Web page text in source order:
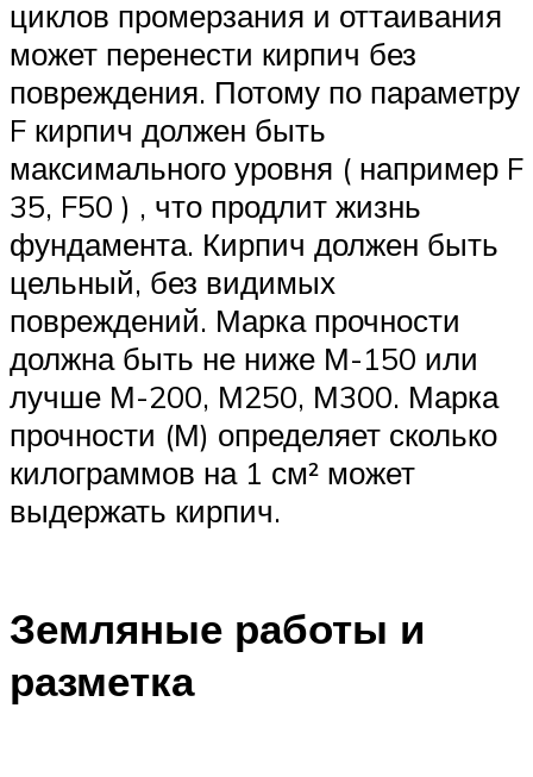
циклов промерзания и оттаивания
может перенести кирпич без
повреждения. Потому по параметру
F кирпич должен быть
максимального уровня ( например F
35, F50 ) , что продлит жизнь
фундамента. Кирпич должен быть
цельный, без видимых
повреждений. Марка прочности
должна быть не ниже М-150 или
лучше М-200, М250, М300. Марка
прочности (М) определяет сколько
килограммов на 1 см² может
выдержать кирпич.
Земляные работы и
разметка